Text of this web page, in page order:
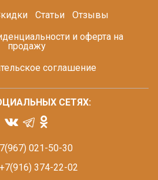
Статьи
Отзывы
и оферта на
продажу
соглашение
021-50-30
374-22-02
СЕТЯХ: